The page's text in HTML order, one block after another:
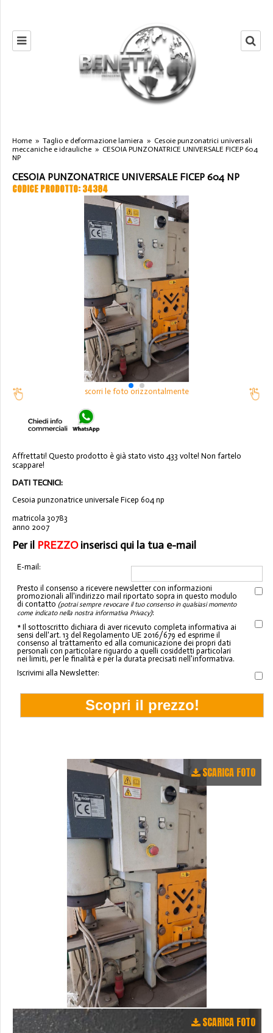
Home » Taglio e deformazione lamiera » Cesoie punzonatrici universali
meccaniche e idrauliche » CESOIA PUNZONATRICE UNIVERSALE FICEP 604
NP
CESOIA PUNZONATRICE UNIVERSALE FICEP 604 NP
CODICE PRODOTTO: 34384
scorri le foto orizzontalmente
Affrettati! Questo prodotto è già stato visto 433 volte! Non fartelo
scappare!
DATI TECNICI:
Cesoia punzonatrice universale Ficep 604 np
matricola 30783
anno 2007
Per il PREZZOinserisci qui la tua e-mail
E-mail:
Presto il consenso a ricevere newsletter con informazioni
promozionali all'indirizzo mail riportato sopra in questo modulo
di contatto (potrai sempre revocare il tuo consenso in qualsiasi momento
come indicato nella nostra informativa Privacy):
* Il sottoscritto dichiara di aver ricevuto completa informativa ai
sensi dell'art. 13 del Regolamento UE 2016/679 ed esprime il
consenso al trattamento ed alla comunicazione dei propri dati
personali con particolare riguardo a quelli cosiddetti particolari
nei limiti, per le finalità e per la durata precisati nell'informativa.
Iscrivimi alla Newsletter:
SCARICA FOTO
SCARICA FOTO